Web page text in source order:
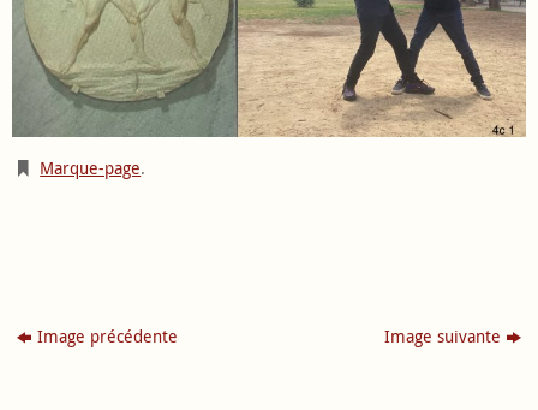
Marque-page.
Image précédente Image suivante